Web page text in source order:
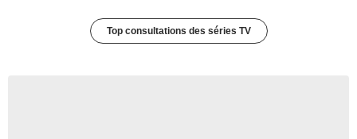
Top consultations des séries TV